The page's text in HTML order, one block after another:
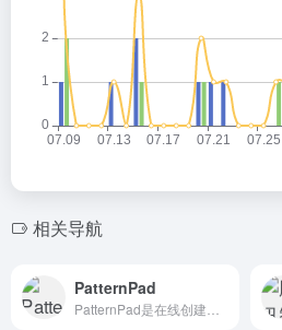
相关导航
PatternPad